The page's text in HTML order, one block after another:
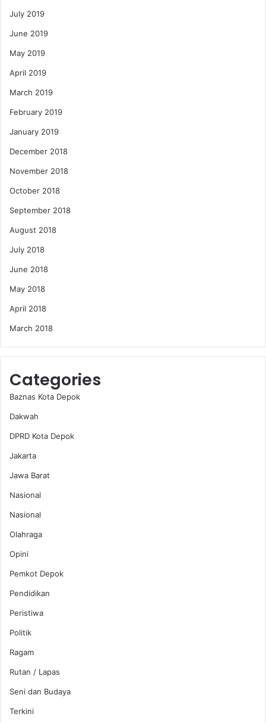
July 2019
June 2019
May 2019
April 2019
March 2019
February 2019
January 2019
December 2018
November 2018
October 2018
September 2018
August 2018
July 2018
June 2018
May 2018
April 2018
March 2018
Categories
Baznas Kota Depok
Dakwah
DPRD Kota Depok
Jakarta
Jawa Barat
Nasional
Nasional
Olahraga
Opini
Pemkot Depok
Pendidikan
Peristiwa
Politik
Ragam
Rutan / Lapas
Seni dan Budaya
Terkini